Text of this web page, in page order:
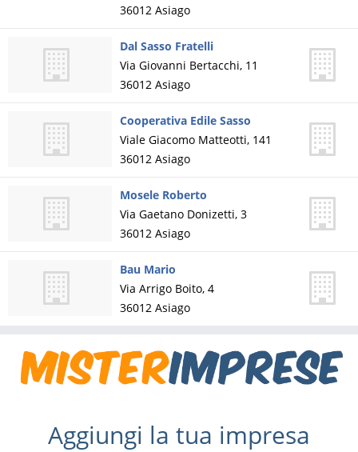
36012 Asiago
Dal Sasso Fratelli
Via Giovanni Bertacchi, 11
36012 Asiago
Cooperativa Edile Sasso
Viale Giacomo Matteotti, 141
36012 Asiago
Mosele Roberto
Via Gaetano Donizetti, 3
36012 Asiago
Bau Mario
Via Arrigo Boito, 4
36012 Asiago
Aggiungi la tua impresa